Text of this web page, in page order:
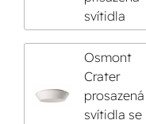
svítidla
Osmont
Crater
prosazená
svítidla se